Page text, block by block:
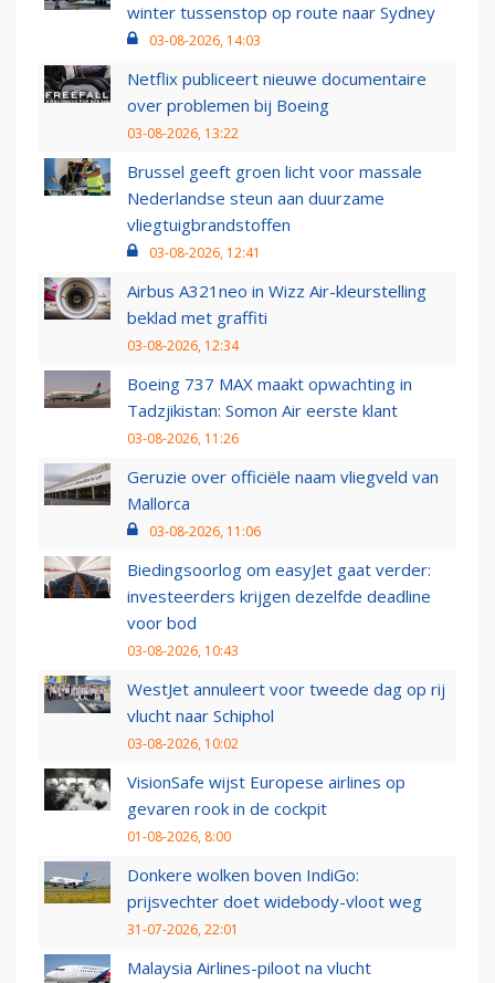
winter tussenstop op route naar Sydney
03-08-2026, 14:03
Netflix publiceert nieuwe documentaire
over problemen bij Boeing
03-08-2026, 13:22
Brussel geeft groen licht voor massale
Nederlandse steun aan duurzame
vliegtuigbrandstoffen
03-08-2026, 12:41
Airbus A321neo in Wizz Air-kleurstelling
beklad met graffiti
03-08-2026, 12:34
Boeing 737 MAX maakt opwachting in
Tadzjikistan: Somon Air eerste klant
03-08-2026, 11:26
Geruzie over officiële naam vliegveld van
Mallorca
03-08-2026, 11:06
Biedingsoorlog om easyJet gaat verder:
investeerders krijgen dezelfde deadline
voor bod
03-08-2026, 10:43
WestJet annuleert voor tweede dag op rij
vlucht naar Schiphol
03-08-2026, 10:02
VisionSafe wijst Europese airlines op
gevaren rook in de cockpit
01-08-2026, 8:00
Donkere wolken boven IndiGo:
prijsvechter doet widebody-vloot weg
31-07-2026, 22:01
Malaysia Airlines-piloot na vlucht